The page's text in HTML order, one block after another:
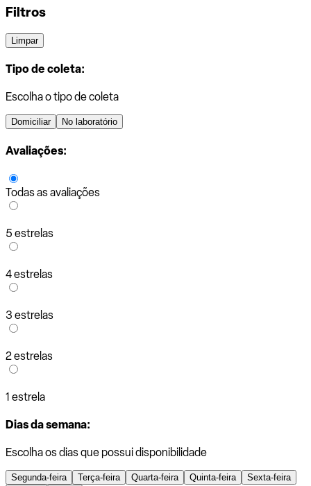
Filtros
Limpar
Tipo de coleta:
Escolha o tipo de coleta
Domiciliar No laboratório
Avaliações:
Todas as avaliações
5 estrelas
4 estrelas
3 estrelas
2 estrelas
1 estrela
Dias da semana:
Escolha os dias que possui disponibilidade
Segunda-feira Terça-feira Quarta-feira Quinta-feira
Sexta-feira